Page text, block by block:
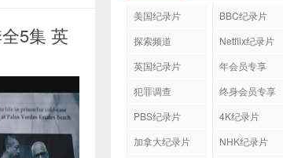
5集 英
美国纪录片 BBC纪录片
探索频道
Netflix纪录片
英国纪录片
年会员专享
犯罪调查
终身会员专享
PBS纪录片
4K纪录片
加拿大纪录片
NHK纪录片